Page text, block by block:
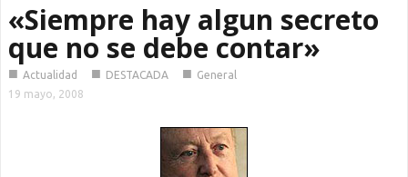
«Siempre hay algun secreto
que no se debe contar»
■ Actualidad ■ DESTACADA ■ General
19 mayo, 2008